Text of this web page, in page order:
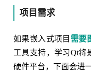
项目需求
如果嵌入式项目 需要
工具支持，学习Qt将
硬件平台，下面会进